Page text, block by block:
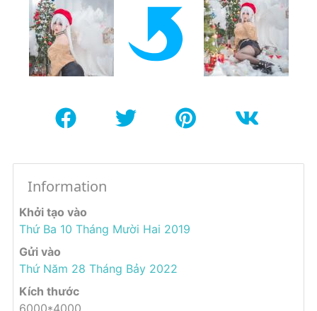
Information
Khởi tạo vào
Thứ Ba 10 Tháng Mười Hai 2019
Gửi vào
Thứ Năm 28 Tháng Bảy 2022
Kích thước
6000*4000